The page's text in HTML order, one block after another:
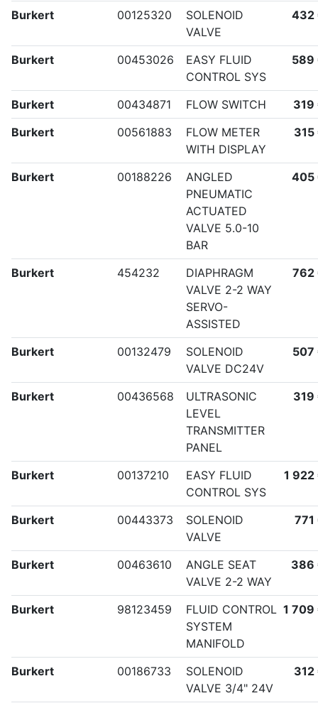
Burkert 00125320
SOLENOID
VALVE
432
Burkert 00453026
EASY FLUID
CONTROL SYS
589
Burkert 00434871 FLOW SWITCH
319
Burkert
00561883
FLOW METER
WITH DISPLAY
315
Burkert 00188226
ANGLED
PNEUMATIC
ACTUATED
VALVE 5.0-10
BAR
405
Burkert 454232
DIAPHRAGM
VALVE 2-2 WAY
SERVO-
ASSISTED
762
Burkert 00132479
SOLENOID
VALVE DC24V
507
Burkert 00436568
ULTRASONIC
LEVEL
TRANSMITTER
PANEL
319
Burkert 00137210
EASY FLUID
CONTROL SYS
1 922
Burkert 00443373
SOLENOID
VALVE
771
Burkert 00463610
ANGLE SEAT
VALVE 2-2 WAY
386
Burkert 98123459
FLUID CONTROL
SYSTEM
MANIFOLD
1 709
Burkert 00186733
SOLENOID
VALVE 3/4" 24V
312